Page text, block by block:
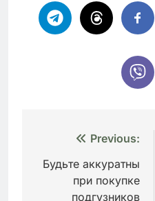
Навигация
по
записям
Previous:
Будьте аккуратны
при покупке
подгузников